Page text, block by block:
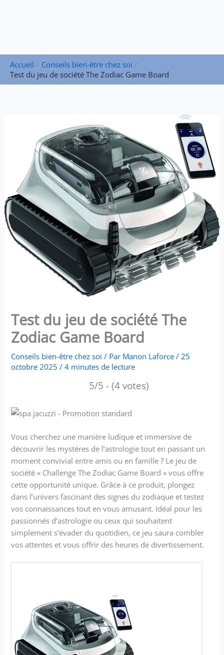
Accueil
Conseils bien-être chez soi
Test du jeu de société The Zodiac Game Board
Test du jeu de société The
Zodiac Game Board
Conseils bien-être chez soi / Par Manon Laforce/ 25
octobre 2025/4 minutes de lecture
5/5 - (4 votes)
Vous cherchez une manière ludique et immersive de
découvrir les mystères de l’astrologie tout en passant un
moment convivial entre amis ou en famille ? Le jeu de
société « Challenge The Zodiac Game Board » vous offre
cette opportunité unique. Grâce à ce produit, plongez
dans l’univers fascinant des signes du zodiaque et testez
vos connaissances tout en vous amusant. Idéal pour les
passionnés d’astrologie ou ceux qui souhaitent
simplement s’évader du quotidien, ce jeu saura combler
vos attentes et vous offrir des heures de divertissement.